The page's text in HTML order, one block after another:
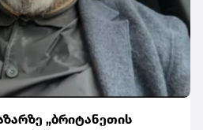
„ბრიტანეთის